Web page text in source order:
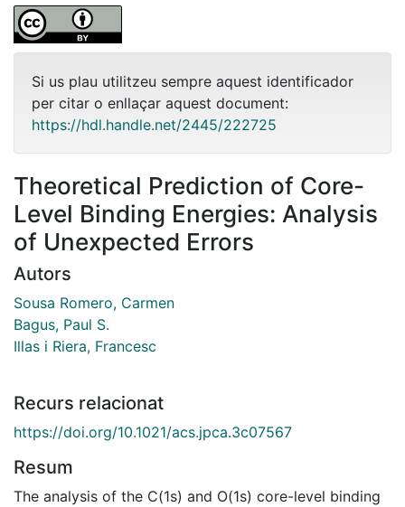
Si us plau utilitzeu sempre aquest identificador
per citar o enllaçar aquest document:
https://hdl.handle.net/2445/222725
Theoretical Prediction of Core-
Level Binding Energies: Analysis
of Unexpected Errors
Autors
Sousa Romero, Carmen
Bagus, Paul S.
Illas i Riera, Francesc
Recurs relacionat
https://doi.org/10.1021/acs.jpca.3c07567
Resum
The analysis of the C(1s) and O(1s) core-level binding